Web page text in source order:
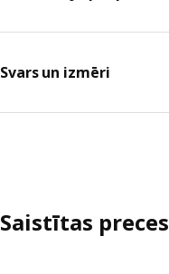
Svars un izmēri
Saistītas preces